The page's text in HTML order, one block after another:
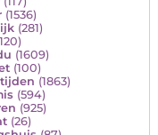
(1536)
(281)
(1609)
(100)
(1863)
(594)
(925)
(26)